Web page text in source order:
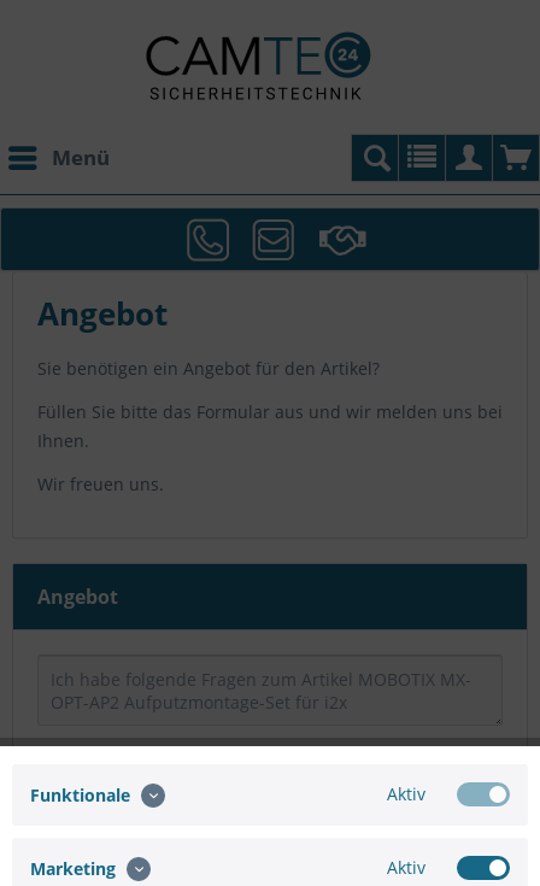
Menü
Angebot
Sie benötigen ein Angebot für den Artikel?
Füllen Sie bitte das Formular aus und wir melden uns bei
Ihnen.
Wir freuen uns.
Angebot
Funktionale Aktiv
Marketing Aktiv